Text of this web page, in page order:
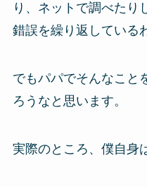
り、ネットで調べたり
錯誤を繰り返している
でもパパでそんなこと
ろうなと思います。
実際のところ、僕自身